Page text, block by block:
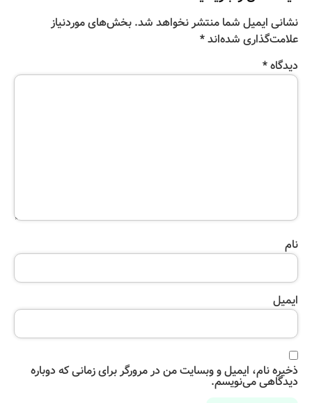
نشانی ایمیل شما منتشر نخواهد شد. بخش‌های موردنیاز
علامت‌گذاری شده‌اند*
دیدگاه*
نام
ایمیل
ذخیره نام، ایمیل و وبسایت من در مرورگر برای زمانی که دوباره
دیدگاهی می‌نویسم.